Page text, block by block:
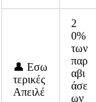
👤 Εσω
τερικές
Απειλέ
2
0%
των
παρ
αβι
άσε
ων